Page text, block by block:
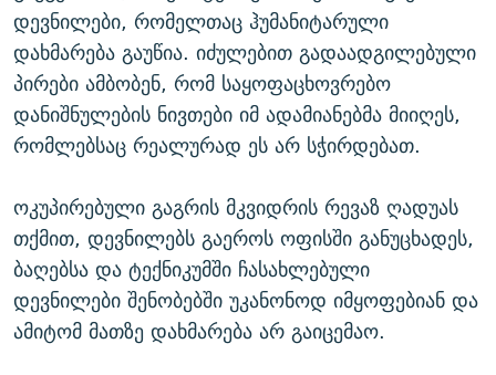
დევნილები, რომელთაც ჰუმანიტარული
დახმარება გაუწია. იძულებით გადაადგილებული
პირები ამბობენ, რომ საყოფაცხოვრებო
დანიშნულების ნივთები იმ ადამიანებმა მიიღეს,
რომლებსაც რეალურად ეს არ სჭირდებათ.
ოკუპირებული გაგრის მკვიდრის რევაზ ღადუას
თქმით, დევნილებს გაეროს ოფისში განუცხადეს,
ბაღებსა და ტექნიკუმში ჩასახლებული
დევნილები შენობებში უკანონოდ იმყოფებიან და
ამიტომ მათზე დახმარება არ გაიცემაო.